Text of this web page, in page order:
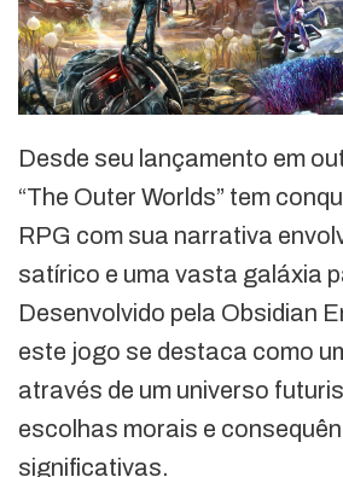
Desde seu lançamento em
“The Outer Worlds” tem
RPG com sua narrativa
satírico e uma vasta galáxia
Desenvolvido pela Obsidian
este jogo se destaca como
através de um universo
escolhas morais e
significativas.